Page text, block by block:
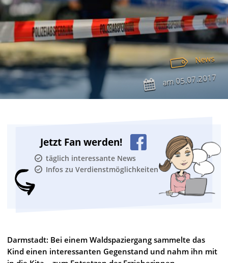
News
am05.07.2017
Jetzt Fan werden!
täglich interessante News
Infos zu Verdienstmöglichkeiten
Darmstadt: Bei einem Waldspaziergang sammelte das
Kind einen interessanten Gegenstand und nahm ihn mit